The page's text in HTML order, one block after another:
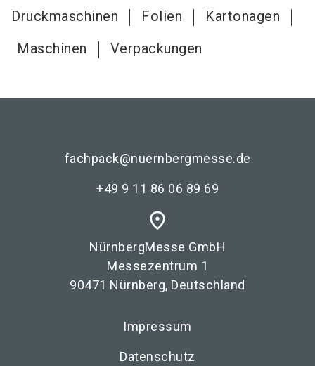
Druckmaschinen Folien
Kartonagen
Maschinen
Verpackungen
fachpack@nuernbergmesse.de
+49 9 11 86 06 89 69
place
NürnbergMesse GmbH
Messezentrum 1
90471 Nürnberg, Deutschland
Impressum
Datenschutz